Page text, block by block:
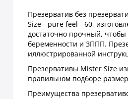
Презерватив без
Size - pure feel - 60,
достаточно прочный,
беременности и ЗППП.
иллюстрированной
Презервативы Mister Size
правильном подборе
Преимущества